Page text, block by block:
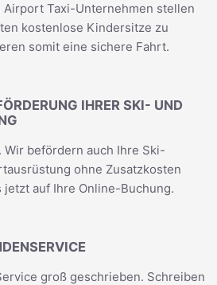
Taxi-Unternehmen stellen
kostenlose Kindersitze zu
somit eine sichere Fahrt.
IHRER SKI- UND
Wir befördern auch Ihre Ski-
ohne Zusatzkosten
auf Ihre Online-Buchung.
groß geschrieben. Schreiben